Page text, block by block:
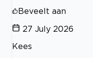
Beveelt aan
27 July 2026
Kees